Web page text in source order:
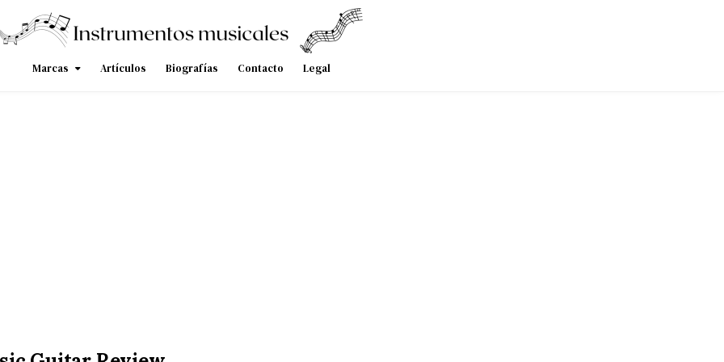
Marcas Artículos Biografías Contacto Legal